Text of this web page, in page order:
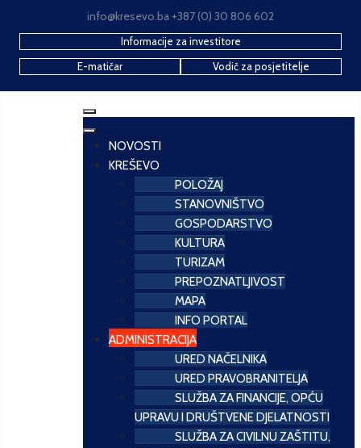
info@kresevo.ba +387 (0) 30 806 602
Informacije za investitore
E-matičar
Vodič za posjetitelje
NOVOSTI
KREŠEVO
POLOŽAJ
STANOVNIŠTVO
GOSPODARSTVO
KULTURA
TURIZAM
PREPOZNATLJIVOST
MAPA
INFO PORTAL
ADMINISTRACIJA
URED NAČELNIKA
URED PRAVOBRANITELJA
SLUŽBA ZA FINANCIJE, OPĆU
UPRAVU I DRUŠTVENE DJELATNOSTI
SLUŽBA ZA CIVILNU ZAŠTITU,